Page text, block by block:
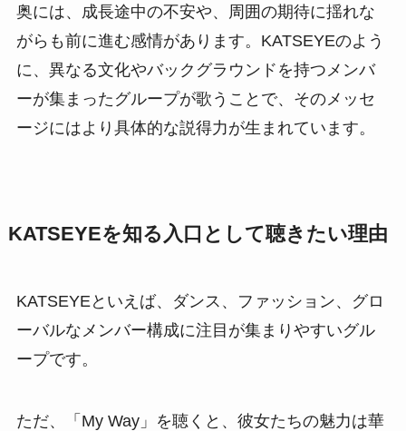
奥には、成長途中の不安や、周囲の期待に揺れな
がらも前に進む感情があります。KATSEYEのよう
に、異なる文化やバックグラウンドを持つメンバ
ーが集まったグループが歌うことで、そのメッセ
ージにはより具体的な説得力が生まれています。
KATSEYEを知る入口として聴きたい理由
KATSEYEといえば、ダンス、ファッション、グロ
ーバルなメンバー構成に注目が集まりやすいグル
ープです。
ただ、「My Way」を聴くと、彼女たちの魅力は華